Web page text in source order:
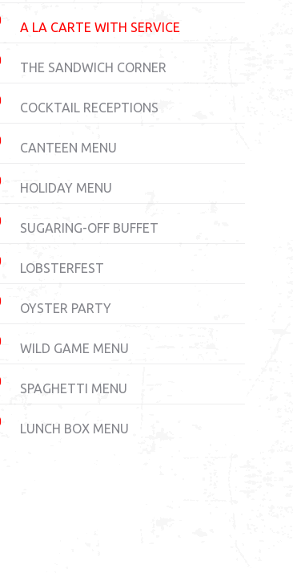
A LA CARTE WITH SERVICE
THE SANDWICH CORNER
COCKTAIL RECEPTIONS
CANTEEN MENU
HOLIDAY MENU
SUGARING-OFF BUFFET
LOBSTERFEST
OYSTER PARTY
WILD GAME MENU
SPAGHETTI MENU
LUNCH BOX MENU